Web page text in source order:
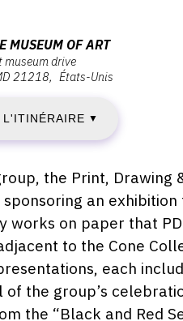
:
MERCREDI
29
AOÛT
2018
-
MUSEUM OF ART
museum drive
21218 États-Unis
L'ITINÉRAIRE ▼
the Print, Drawing
an
on paper that
to the Cone
each
the group’s
the “Black and Red